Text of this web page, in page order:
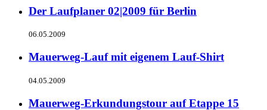
Der Laufplaner 02|2009 für Berlin
06.05.2009
Mauerweg-Lauf mit eigenem Lauf-Shirt
04.05.2009
Mauerweg-Erkundungstour auf Etappe 15